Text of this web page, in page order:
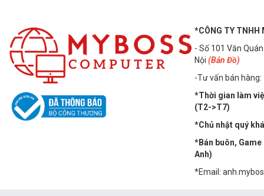
*CÔNG TY TNHH
- Số 101 Văn
Nội (Bản Đồ)
-Tư vấn bán hàng:
*Thời gian làm
(T2->T7)
*Chủ nhật quý
*Bán buôn, Game
Anh)
*Email: